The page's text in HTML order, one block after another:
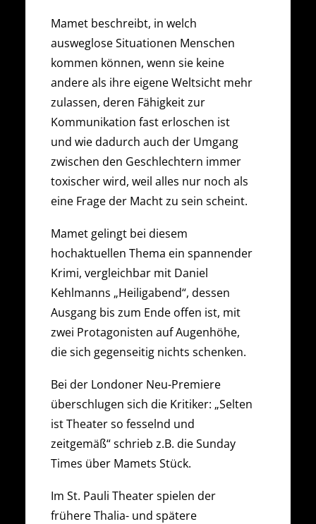
Mamet beschreibt, in welch
ausweglose Situationen Menschen
kommen können, wenn sie keine
andere als ihre eigene Weltsicht mehr
zulassen, deren Fähigkeit zur
Kommunikation fast erloschen ist
und wie dadurch auch der Umgang
zwischen den Geschlechtern immer
toxischer wird, weil alles nur noch als
eine Frage der Macht zu sein scheint.
Mamet gelingt bei diesem
hochaktuellen Thema ein spannender
Krimi, vergleichbar mit Daniel
Kehlmanns „Heiligabend“, dessen
Ausgang bis zum Ende offen ist, mit
zwei Protagonisten auf Augenhöhe,
die sich gegenseitig nichts schenken.
Bei der Londoner Neu-Premiere
überschlugen sich die Kritiker: „Selten
ist Theater so fesselnd und
zeitgemäß“ schrieb z.B. die Sunday
Times über Mamets Stück.
Im St. Pauli Theater spielen der
frühere Thalia- und spätere